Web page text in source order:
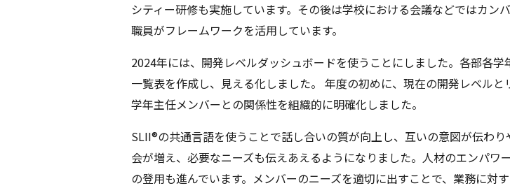
シティー研修も実施しています。その後は学校における会議などではカン
職員がフレームワークを活用しています。
2024年には、開発レベルダッシュボードを使うことにしました。各部各
一覧表を作成し、見える化しました。 年度の初めに、現在の開発レベル
学年主任メンバーとの関係性を組織的に明確化しました。
SLII®の共通言語を使うことで話し合いの質が向上し、互いの意図が伝わ
会が増え、必要なニーズも伝えあえるようになりました。人材のエンパワ
の登用も進んでいます。メンバーのニーズを適切に出すことで、業務に対